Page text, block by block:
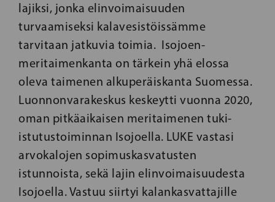
lajiksi, jonka elinvoimaisuuden
turvaamiseksi kalavesistöissämme
tarvitaan jatkuvia toimia. Isojoen-
meritaimenkanta on tärkein yhä elossa
oleva taimenen alkuperäiskanta Suomessa.
Luonnonvarakeskus keskeytti vuonna 2020,
oman pitkäaikaisen meritaimenen tuki-
istutustoiminnan Isojoella. LUKE vastasi
arvokalojen sopimuskasvatusten
istunnoista, sekä lajin elinvoimaisuudesta
Isojoella. Vastuu siirtyi kalankasvattajille